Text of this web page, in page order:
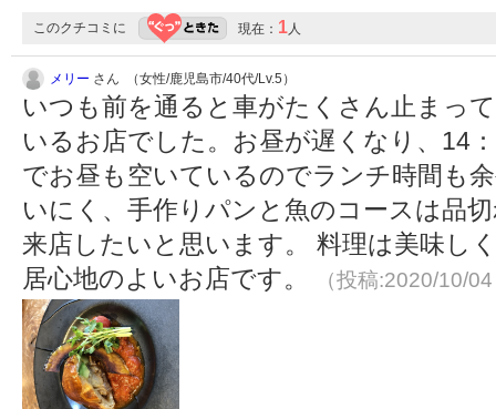
このクチコミに 現在： 1人
メリー さん （女性/鹿児島市/40代/Lv.5）
いつも前を通ると車がたくさん止まっ
いるお店でした。お昼が遅くなり、14
でお昼も空いているのでランチ時間も
いにく、手作りパンと魚のコースは品
来店したいと思います。 料理は美味し
居心地のよいお店です。
（投稿:2020/10/